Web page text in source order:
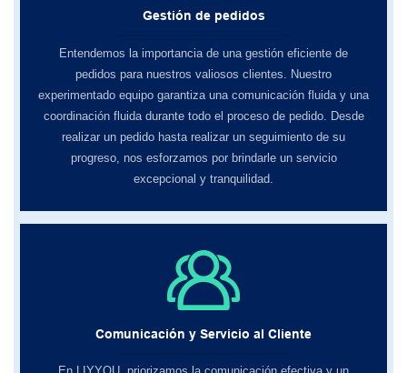
Gestión de pedidos
Entendemos la importancia de una gestión eficiente de
pedidos para nuestros valiosos clientes. Nuestro
experimentado equipo garantiza una comunicación fluida y una
coordinación fluida durante todo el proceso de pedido. Desde
realizar un pedido hasta realizar un seguimiento de su
progreso, nos esforzamos por brindarle un servicio
excepcional y tranquilidad.
Comunicación y Servicio al Cliente